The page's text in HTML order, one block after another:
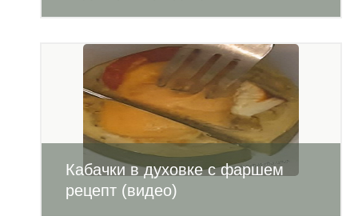
Кабачки в духовке с фаршем
рецепт (видео)